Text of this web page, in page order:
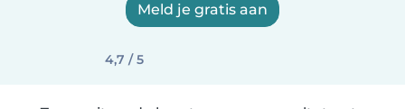
Meld je gratis aan
4,7 / 5